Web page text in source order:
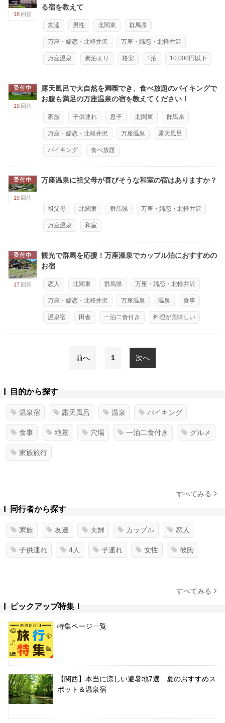
18 回答
る宿を教えて
友達 男性 北関東 群馬県
万座・嬬恋・北軽井沢 万座・嬬恋・北軽井沢
万座温泉 素泊まり 格安 1泊 10,000円以下
受付中
19 回答
露天風呂で大自然を満喫でき、食べ放題のバイキングで
お腹も満足の万座温泉の宿を教えてください！
家族 子供連れ 息子 北関東 群馬県
万座・嬬恋・北軽井沢 万座温泉 露天風呂
バイキング 食べ放題
受付中
19 回答
万座温泉に祖父母が喜びそうな和室の宿はありますか？
祖父母 北関東 群馬県 万座・嬬恋・北軽井沢
万座温泉 和室
受付中
17 回答
観光で群馬を応援！万座温泉でカップル泊におすすめの
お宿
恋人 北関東 群馬県 万座・嬬恋・北軽井沢
万座・嬬恋・北軽井沢 万座温泉 温泉 食事
温泉宿 田舎 一泊二食付き 料理が美味しい
前へ 1 次へ
目的から探す
温泉宿 露天風呂 温泉 バイキング
食事 絶景 穴場 一泊二食付き グルメ
家族旅行
すべてみる
同行者から探す
家族 友達 夫婦 カップル 恋人
子供連れ 4人 子連れ 女性 彼氏
すべてみる
ピックアップ特集！
特集ページ一覧
【関西】本当に涼しい避暑地7選 夏のおすすめス
ポット＆温泉宿